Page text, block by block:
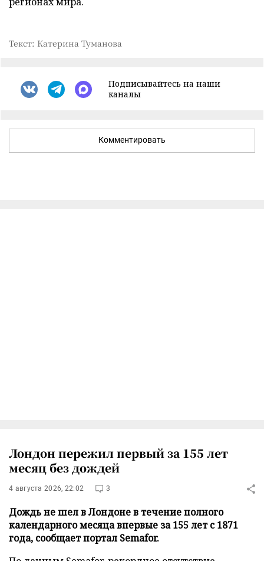
Текст: Катерина Туманова
Подписывайтесь на наши
каналы
Комментировать
Лондон пережил первый за 155 лет
месяц без дождей
4 августа 2026, 22:02 3
Дождь не шел в Лондоне в течение полного
календарного месяца впервые за 155 лет с 1871
года, сообщает портал Semafor.